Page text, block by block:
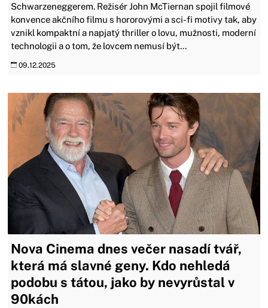
Schwarzeneggerem. Režisér John McTiernan spojil filmové
konvence akčního filmu s hororovými a sci-fi motivy tak, aby
vznikl kompaktní a napjatý thriller o lovu, mužnosti, moderní
technologii a o tom, že lovcem nemusí být...
09.12.2025
Nova Cinema dnes večer nasadí tvář,
která má slavné geny. Kdo nehledá
podobu s tátou, jako by nevyrůstal v
90kách